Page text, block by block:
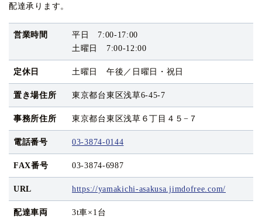
配達承ります。
営業時間
平日 7:00-17:00
土曜日 7:00-12:00
定休日 土曜日 午後／日曜日・祝日
置き場住所 東京都台東区浅草6-45-7
事務所住所 東京都台東区浅草６丁目４５−７
電話番号 03-3874-0144
FAX番号 03-3874-6987
URL https://yamakichi-asakusa.jimdofree.com/
配達車両 3t車×1台